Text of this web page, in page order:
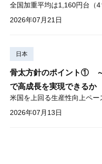
全国加重平均は1,160円台（
2026年07月21日
日本
骨太方針のポイント①
で高成長を実現できるか
2026年07月13日